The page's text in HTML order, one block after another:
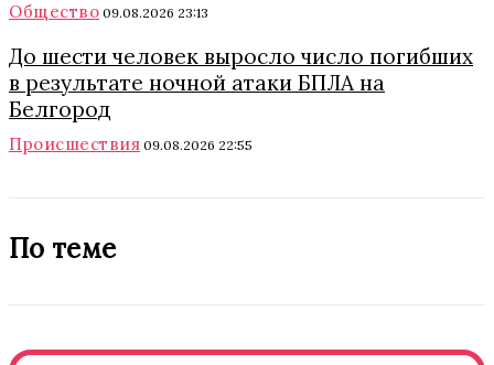
Общество 09.08.2026 23:13
До шести человек выросло число погибших
в результате ночной атаки БПЛА на
Белгород
Происшествия 09.08.2026 22:55
По теме